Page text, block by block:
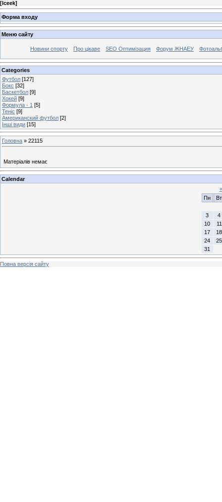
[Iceek]
Форма входу
Меню сайту
Новини спорту Про цікаве SEO Оптимізация Форум ЖНАЕУ
Categories
Футбол [127]
Бокс [32]
Баскетбол [9]
Хокей [9]
Формула - 1 [5]
Теніс [9]
Американский футбол [2]
Інші види [15]
Головна » 22115
Матеріалів немає
Calendar
«
Пн
Вт
3
4
10
11
17
18
24
25
31
Повна версія сайту